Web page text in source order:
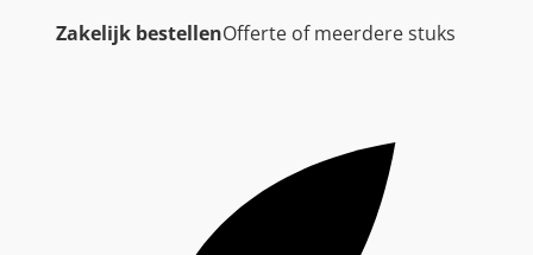
Zakelijk bestellenOfferte of meerdere stuks